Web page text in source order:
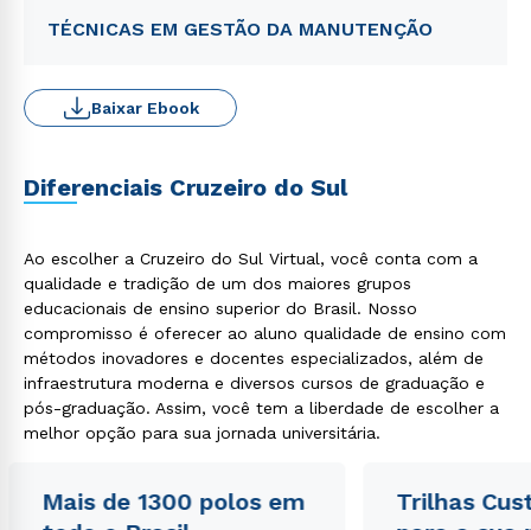
TÉCNICAS EM GESTÃO DA MANUTENÇÃO
Baixar Ebook
Diferenciais Cruzeiro do Sul
Ao escolher a Cruzeiro do Sul Virtual, você conta com a
qualidade e tradição de um dos maiores grupos
educacionais de ensino superior do Brasil. Nosso
compromisso é oferecer ao aluno qualidade de ensino com
métodos inovadores e docentes especializados, além de
infraestrutura moderna e diversos cursos de graduação e
pós-graduação. Assim, você tem a liberdade de escolher a
melhor opção para sua jornada universitária.
Mais de 1300 polos em
Trilhas